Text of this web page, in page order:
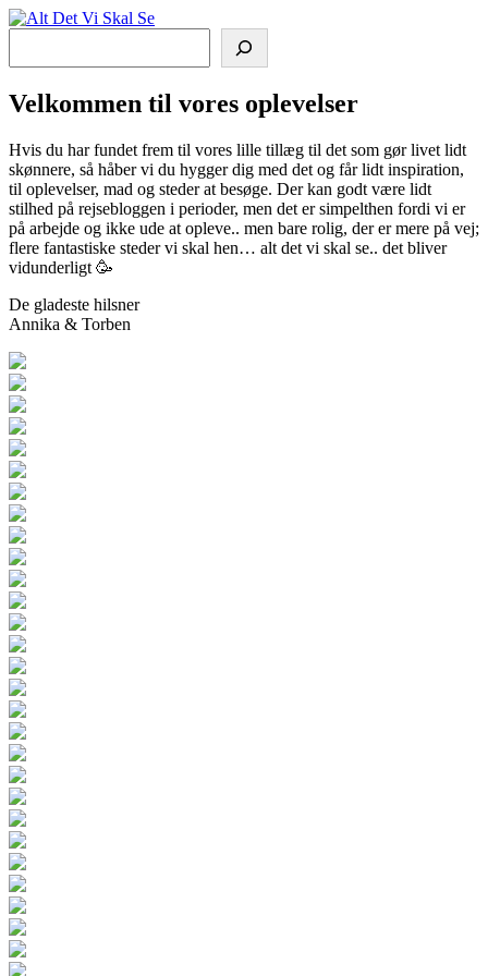
Alt Det Vi Skal Se
Velkommen til vores oplevelser
Hvis du har fundet frem til vores lille tillæg til det som gør livet lidt
skønnere, så håber vi du hygger dig med det og får lidt inspiration,
til oplevelser, mad og steder at besøge. Der kan godt være lidt
stilhed på rejsebloggen i perioder, men det er simpelthen fordi vi er
på arbejde og ikke ude at opleve.. men bare rolig, der er mere på vej;
flere fantastiske steder vi skal hen… alt det vi skal se.. det bliver
vidunderligt 🥳
De gladeste hilsner
Annika & Torben